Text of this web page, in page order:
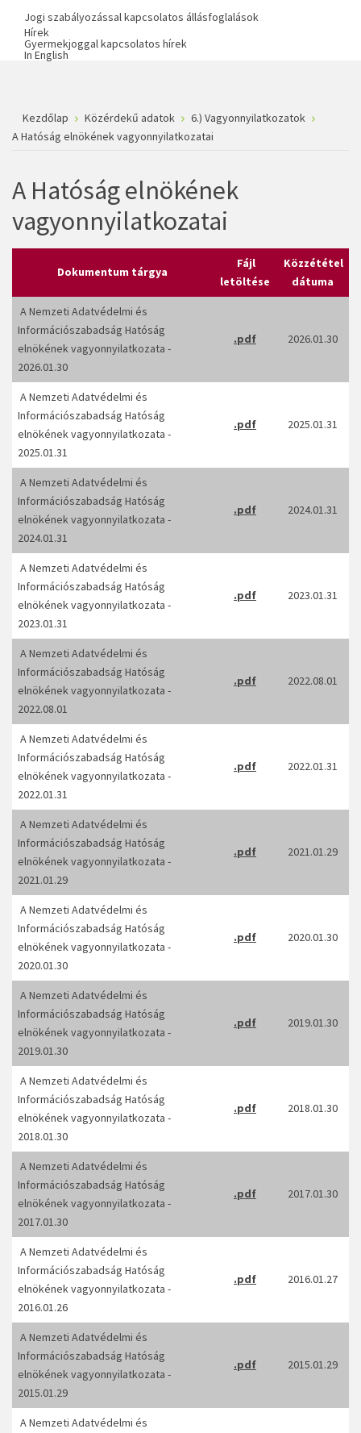
Jogi szabályozással kapcsolatos állásfoglalások
Hírek
Gyermekjoggal kapcsolatos hírek
In English
Kezdőlap Közérdekű adatok
6.) Vagyonnyilatkozatok
A Hatóság elnökének vagyonnyilatkozatai
A Hatóság elnökének
vagyonnyilatkozatai
Dokumentum tárgya
Fájl
letöltése
Közzététel
dátuma
A Nemzeti Adatvédelmi és
Információszabadság Hatóság
elnökének vagyonnyilatkozata -
2026.01.30
.pdf 2026.01.30
A Nemzeti Adatvédelmi és
Információszabadság Hatóság
elnökének vagyonnyilatkozata -
2025.01.31
.pdf 2025.01.31
A Nemzeti Adatvédelmi és
Információszabadság Hatóság
elnökének vagyonnyilatkozata -
2024.01.31
.pdf 2024.01.31
A Nemzeti Adatvédelmi és
Információszabadság Hatóság
elnökének vagyonnyilatkozata -
2023.01.31
.pdf 2023.01.31
A Nemzeti Adatvédelmi és
Információszabadság Hatóság
elnökének vagyonnyilatkozata -
2022.08.01
.pdf 2022.08.01
A Nemzeti Adatvédelmi és
Információszabadság Hatóság
elnökének vagyonnyilatkozata -
2022.01.31
.pdf 2022.01.31
A Nemzeti Adatvédelmi és
Információszabadság Hatóság
elnökének vagyonnyilatkozata -
2021.01.29
.pdf 2021.01.29
A Nemzeti Adatvédelmi és
Információszabadság Hatóság
elnökének vagyonnyilatkozata -
2020.01.30
.pdf 2020.01.30
A Nemzeti Adatvédelmi és
Információszabadság Hatóság
elnökének vagyonnyilatkozata -
2019.01.30
.pdf 2019.01.30
A Nemzeti Adatvédelmi és
Információszabadság Hatóság
elnökének vagyonnyilatkozata -
2018.01.30
.pdf 2018.01.30
A Nemzeti Adatvédelmi és
Információszabadság Hatóság
elnökének vagyonnyilatkozata -
2017.01.30
.pdf 2017.01.30
A Nemzeti Adatvédelmi és
Információszabadság Hatóság
elnökének vagyonnyilatkozata -
2016.01.26
.pdf 2016.01.27
A Nemzeti Adatvédelmi és
Információszabadság Hatóság
elnökének vagyonnyilatkozata -
2015.01.29
.pdf 2015.01.29
A Nemzeti Adatvédelmi és